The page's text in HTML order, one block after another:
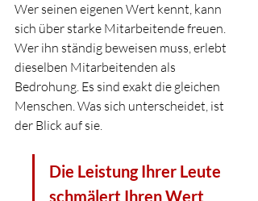
Wer seinen eigenen Wert kennt, kann
sich über starke Mitarbeitende freuen.
Wer ihn ständig beweisen muss, erlebt
dieselben Mitarbeitenden als
Bedrohung. Es sind exakt die gleichen
Menschen. Was sich unterscheidet, ist
der Blick auf sie.
Die Leistung Ihrer Leute
schmälert Ihren Wert